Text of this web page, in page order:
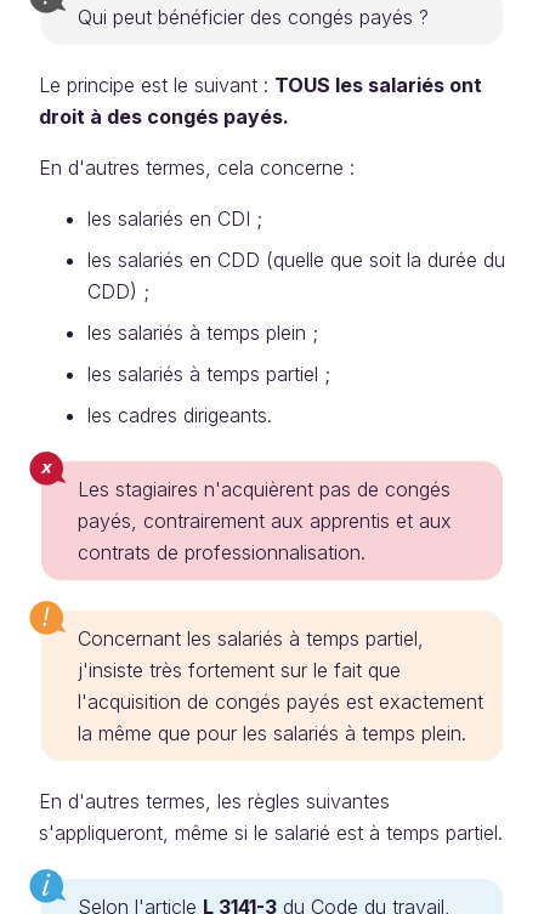
Qui peut bénéficier des congés payés ?
Le principe est le suivant : TOUS les salariés ont
droit à des congés payés.
En d'autres termes, cela concerne :
les salariés en CDI ;
les salariés en CDD (quelle que soit la durée du
CDD) ;
les salariés à temps plein ;
les salariés à temps partiel ;
les cadres dirigeants.
Les stagiaires n'acquièrent pas de congés
payés, contrairement aux apprentis et aux
contrats de professionnalisation.
Concernant les salariés à temps partiel,
j'insiste très fortement sur le fait que
l'acquisition de congés payés est exactement
la même que pour les salariés à temps plein.
En d'autres termes, les règles suivantes
s'appliqueront, même si le salarié est à temps partiel.
Selon l'article L 3141-3 du Code du travail,